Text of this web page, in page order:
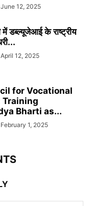
June 12, 2025
में डब्ल्यूजेआई के राष्ट्रीय
April 12, 2025
for Vocational
Training
Bharti as...
February 1, 2025